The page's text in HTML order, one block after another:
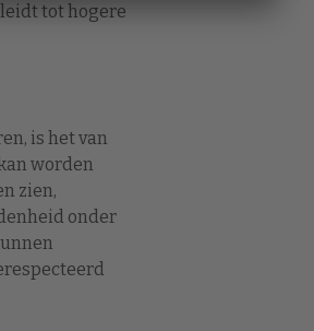
tot hogere
is het van
worden
zien,
onder